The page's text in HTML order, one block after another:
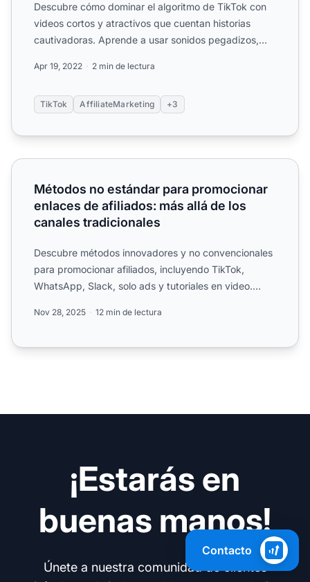
Descubre cómo dominar el algoritmo de TikTok con
videos cortos y atractivos que cuentan historias
cautivadoras. Aprende a usar sonidos pegadizos,
Apr 19, 2022 2 min de lectura
TikTok AffiliateMarketing +3
Métodos no estándar para promocionar enlaces de
Métodos no estándar para promocionar
enlaces de afiliados: más allá de los
canales tradicionales
Descubre métodos innovadores y no convencionales
para promocionar afiliados, incluyendo TikTok,
WhatsApp, Slack, solo ads y tutoriales en video.
Nov 28, 2025 12 min de lectura
¡Estarás en
buenas manos!
Únete a nuestra comunidad de clientes
Contacto